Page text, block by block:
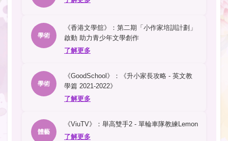
學術
《香港文學舘》：第二期「小作家培訓計劃」
啟動 助力青少年文學創作
了解更多
學術
《GoodSchool》：《升小家長攻略 - 英文教
學篇 2021-2022》
了解更多
體藝
《ViuTV》：舉高雙手2 - 單輪車隊教練Lemon
了解更多